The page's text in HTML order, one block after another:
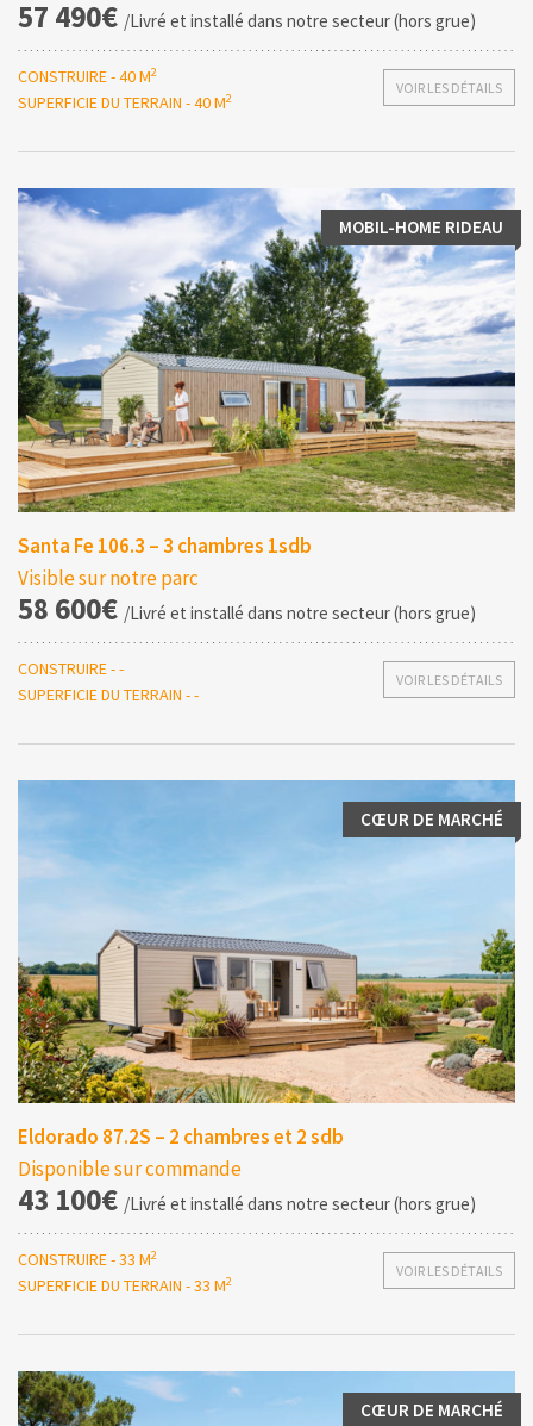
57 490€ /Livré et installé dans notre secteur (hors grue)
VOIR LES DÉTAILS
CONSTRUIRE - 40 M2
SUPERFICIE DU TERRAIN - 40 M2
MOBIL-HOME RIDEAU
Santa Fe 106.3 – 3 chambres 1sdb
Visible sur notre parc
58 600€ /Livré et installé dans notre secteur (hors grue)
VOIR LES DÉTAILS
CONSTRUIRE - -
SUPERFICIE DU TERRAIN - -
CŒUR DE MARCHÉ
Eldorado 87.2S – 2 chambres et 2 sdb
Disponible sur commande
43 100€ /Livré et installé dans notre secteur (hors grue)
VOIR LES DÉTAILS
CONSTRUIRE - 33 M2
SUPERFICIE DU TERRAIN - 33 M2
CŒUR DE MARCHÉ